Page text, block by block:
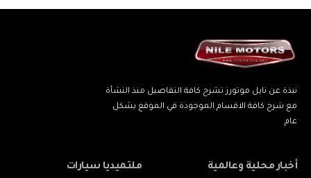
نبذة عن نايل موتورز تشرح كافة التفاصيل منذ النشأة
مع شرح كافة الاقسام الموجودة في الموقع بشكل
عام
أخبار محلية وعالمية ملتميديا سيارات